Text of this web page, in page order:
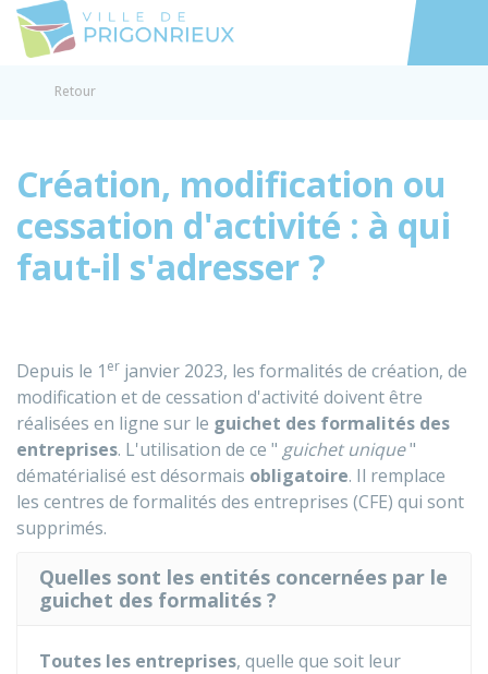
Accéder
Retour
Création, modification ou
cessation d'activité : à qui
faut-il s'adresser ?
Depuis le 1 er janvier 2023, les formalités de création, de
modification et de cessation d'activité doivent être
réalisées en ligne sur le guichet des formalités des
entreprises. L'utilisation de ce " guichet unique"
dématérialisé est désormais obligatoire. Il remplace
les centres de formalités des entreprises (CFE) qui sont
supprimés.
Quelles sont les entités concernées par le
guichet des formalités ?
Toutes les entreprises, quelle que soit leur